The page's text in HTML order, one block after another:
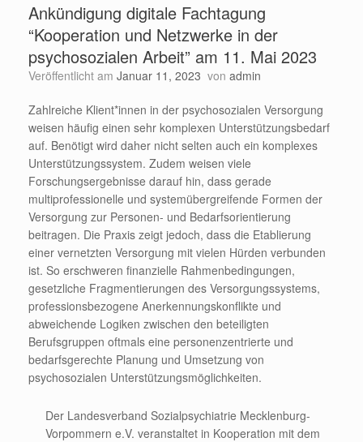
Ankündigung digitale Fachtagung
“Kooperation und Netzwerke in der
psychosozialen Arbeit” am 11. Mai 2023
Veröffentlicht am Januar 11, 2023 von admin
Zahlreiche Klient*innen in der psychosozialen Versorgung
weisen häufig einen sehr komplexen Unterstützungsbedarf
auf. Benötigt wird daher nicht selten auch ein komplexes
Unterstützungssystem. Zudem weisen viele
Forschungsergebnisse darauf hin, dass gerade
multiprofessionelle und systemübergreifende Formen der
Versorgung zur Personen- und Bedarfsorientierung
beitragen. Die Praxis zeigt jedoch, dass die Etablierung
einer vernetzten Versorgung mit vielen Hürden verbunden
ist. So erschweren finanzielle Rahmenbedingungen,
gesetzliche Fragmentierungen des Versorgungssystems,
professionsbezogene Anerkennungskonflikte und
abweichende Logiken zwischen den beteiligten
Berufsgruppen oftmals eine personenzentrierte und
bedarfsgerechte Planung und Umsetzung von
psychosozialen Unterstützungsmöglichkeiten.
Der Landesverband Sozialpsychiatrie Mecklenburg-
Vorpommern e.V. veranstaltet in Kooperation mit dem